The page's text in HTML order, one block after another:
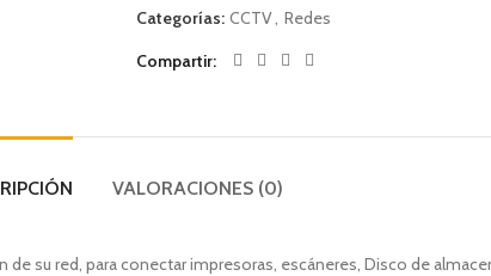
Categorías: CCTV, Redes
Compartir
VALORACIONES (0)
su red, para conectar impresoras, escáneres, Disco de